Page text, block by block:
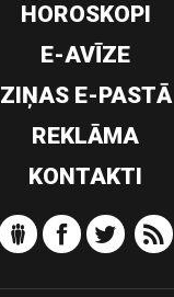
HOROSKOPI
E-AVĪZE
ZIŅAS E-PASTĀ
REKLĀMA
KONTAKTI